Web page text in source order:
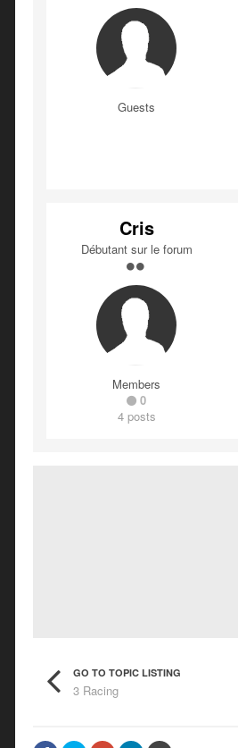
Guests
Cris
Débutant sur le forum
Members
0
4 posts
GO TO TOPIC LISTING
3 Racing